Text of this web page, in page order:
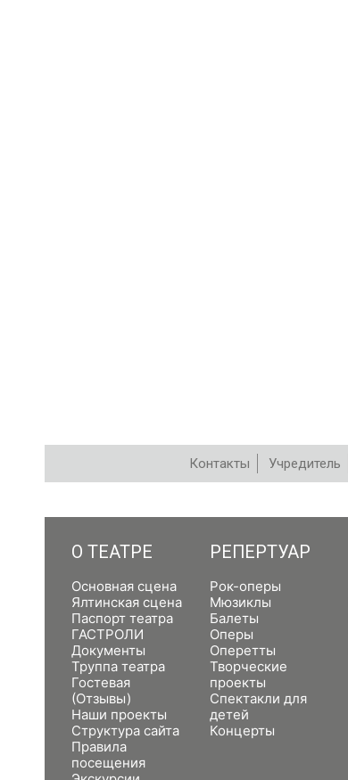
Контакты Учредитель
О ТЕАТРЕ
Основная сцена
Ялтинская сцена
Паспорт театра
ГАСТРОЛИ
Документы
Труппа театра
Гостевая
(Отзывы)
Наши проекты
Структура сайта
Правила
посещения
РЕПЕРТУАР
Рок-оперы
Мюзиклы
Балеты
Оперы
Оперетты
Творческие
проекты
Спектакли для
детей
Концерты